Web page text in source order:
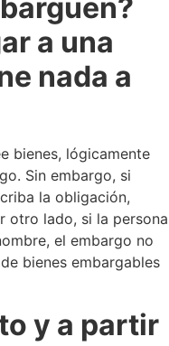
a una
nada a
bienes, lógicamente
Sin embargo, si
la obligación,
otro lado, si la persona
el embargo no
bienes embargables
y a partir